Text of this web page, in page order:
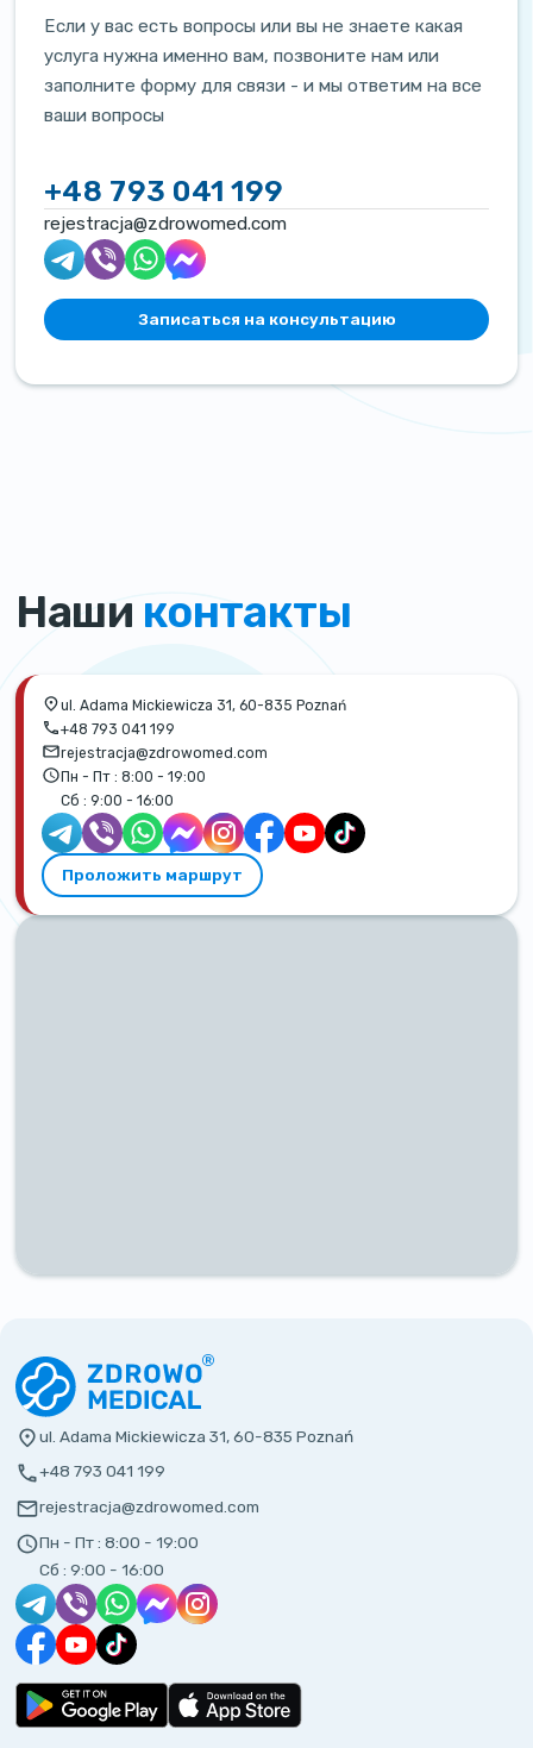
Если у вас есть вопросы или вы не знаете какая
услуга нужна именно вам, позвоните нам или
заполните форму для связи - и мы ответим на все
ваши вопросы
+48 793 041 199
rejestracja@zdrowomed.com
Записаться на консультацию
Наши контакты
ul. Adama Mickiewicza 31, 60-835 Poznań
+48 793 041 199
rejestracja@zdrowomed.com
Пн - Пт : 8:00 - 19:00
Сб : 9:00 - 16:00
Проложить маршрут
ul. Adama Mickiewicza 31, 60-835 Poznań
+48 793 041 199
rejestracja@zdrowomed.com
Пн - Пт : 8:00 - 19:00
Сб : 9:00 - 16:00